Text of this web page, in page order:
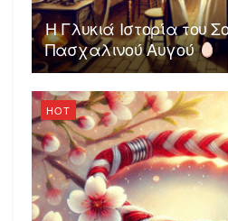
Η Γλυκιά Ιστορία του
Πασχαλινού Αυγού
HOT